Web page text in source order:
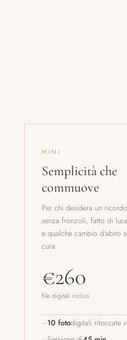
MINI
Semplicità che
commuove
Per chi desidera un
senza fronzoli, fatto di
e qualche cambio d'abito
cura.
€260
file digitali inclusi
10 fotodigitali ritoccate